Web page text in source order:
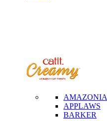
AMAZONIA
APPLAWS
BARKER